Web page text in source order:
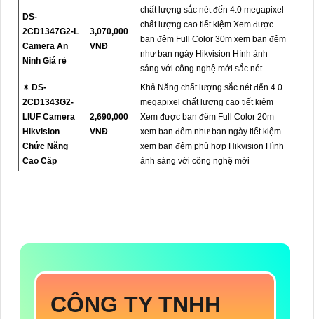
DS-
2CD1347G2-L
Camera An
Ninh Giá rẻ
3,070,000
VNĐ
chất lượng sắc nét đến 4.0 megapixel
chất lượng cao tiết kiệm Xem được
ban đêm Full Color 30m xem ban đêm
như ban ngày Hikvision Hình ảnh
sáng với công nghệ mới sắc nét
✴ DS-
2CD1343G2-
LIUF Camera
Hikvision
Chức Năng
Cao Cấp
2,690,000
VNĐ
Khả Năng chất lượng sắc nét đến 4.0
megapixel chất lượng cao tiết kiệm
Xem được ban đêm Full Color 20m
xem ban đêm như ban ngày tiết kiệm
xem ban đêm phù hợp Hikvision Hình
ảnh sáng với công nghệ mới
CÔNG TY TNHH